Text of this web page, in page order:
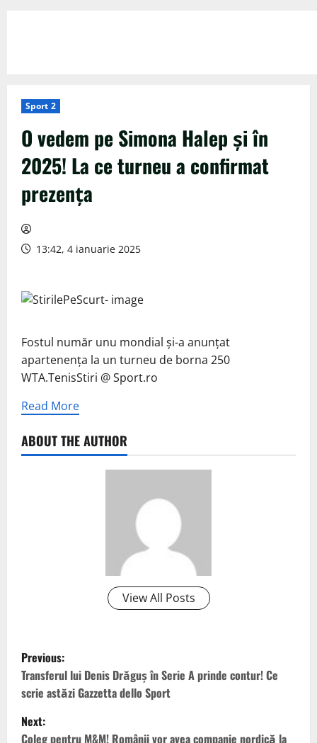
Sport 2
O vedem pe Simona Halep și în
2025! La ce turneu a confirmat
prezența
13:42, 4 ianuarie 2025
Fostul număr unu mondial și-a anunțat
apartenența la un turneu de borna 250
WTA.TenisStiri @ Sport.ro
Read More
ABOUT THE AUTHOR
View All Posts
P
o
s
Previous:
Transferul lui Denis Drăguș în Serie A prinde contur! Ce
scrie astăzi Gazzetta dello Sport
Next:
Coleg pentru M&M! Românii vor avea companie nordică la